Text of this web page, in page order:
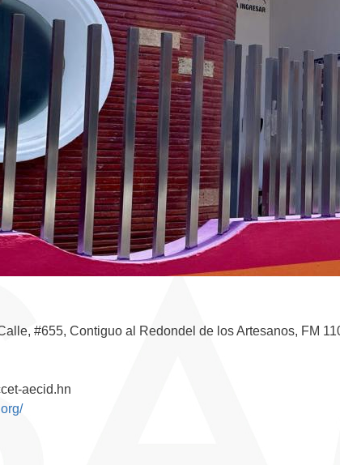
#655, Contiguo al Redondel de los Artesanos, FM
aecid.hn